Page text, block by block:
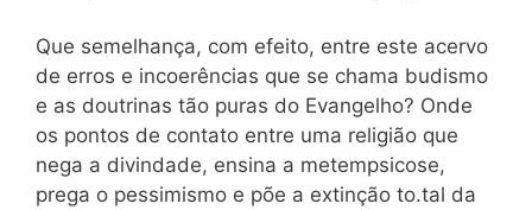
Que semelhança, com efeito, entre este acervo
de erros e incoerências que se chama budismo
e as doutrinas tão puras do Evangelho? Onde
os pontos de contato entre uma religião que
nega a divindade, ensina a metempsicose,
prega o pessimismo e põe a extinção to.tal da